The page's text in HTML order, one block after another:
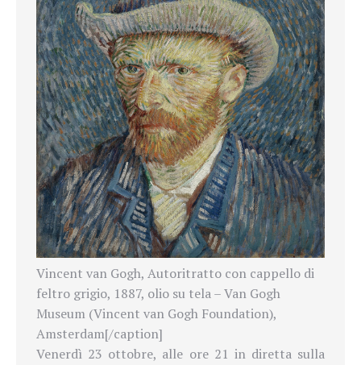
Vincent van Gogh, Autoritratto con cappello di
feltro grigio, 1887, olio su tela – Van Gogh
Museum (Vincent van Gogh Foundation),
Amsterdam[/caption]
Venerdì 23 ottobre, alle ore 21 in diretta sulla